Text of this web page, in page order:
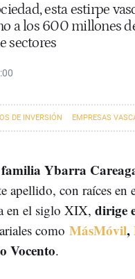
esta estirpe
a los 600 millones
sectores
DE INVERSIÓN EMPRESAS
Ybarra
apellido, con raíces
en el siglo XIX, dirige
como MásMóvil,
Vocento.